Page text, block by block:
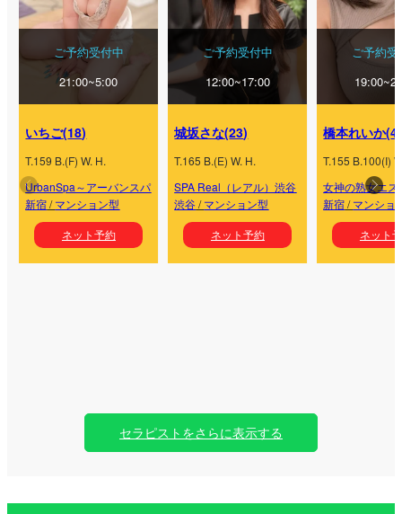
ご予約受付中
21:00~5:00
いちご(18)
T.159 B.(F) W. H.
UrbanSpa～アーバンスパ
新宿/マンション型
ネット予約
ご予約受付中
12:00~17:00
城坂さな(23)
T.165 B.(E) W. H.
SPA Real（レアル）渋谷
渋谷/マンション型
ネット予約
ご予約受
橋本れいか(
T.155 B.100(I)
女神の熟女エス
新宿/マンショ
ネット
セラピストをさらに表示する